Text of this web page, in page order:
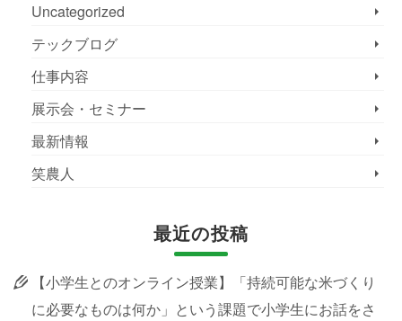
Uncategorized
テックブログ
仕事内容
展示会・セミナー
最新情報
笑農人
最近の投稿
【小学生とのオンライン授業】「持続可能な米づくり
に必要なものは何か」という課題で小学生にお話をさ